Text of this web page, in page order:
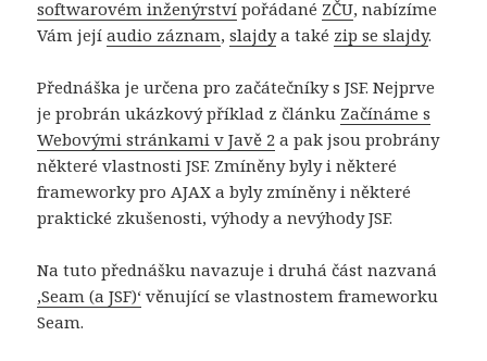
softwarovém inženýrství pořádané ZČU, nabízíme
Vám jejíaudio záznam,slajdya také zip se slajdy.
Přednáška je určena pro začátečníky s JSF. Nejprve
je probrán ukázkový příklad z článku Začínáme s
Webovými stránkami v Javě 2 a pak jsou probrány
některé vlastnosti JSF. Zmíněny byly i některé
frameworky pro AJAX a byly zmíněny i některé
praktické zkušenosti, výhody a nevýhody JSF.
Na tuto přednášku navazuje i druhá část nazvaná
‚Seam (a JSF)‘ věnující se vlastnostem frameworku
Seam.